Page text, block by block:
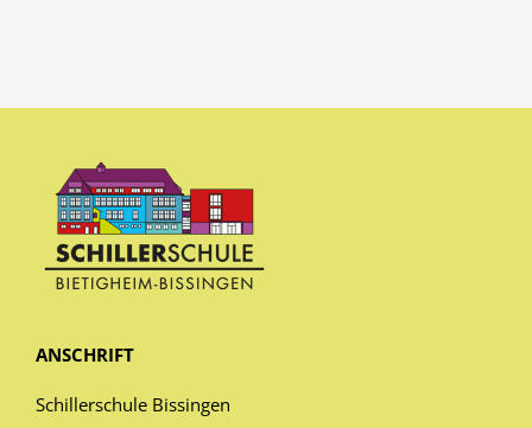
ANSCHRIFT
Schillerschule Bissingen